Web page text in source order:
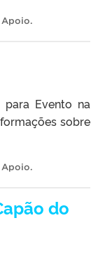
Apoio.
Evento na
sobre
Apoio.
do